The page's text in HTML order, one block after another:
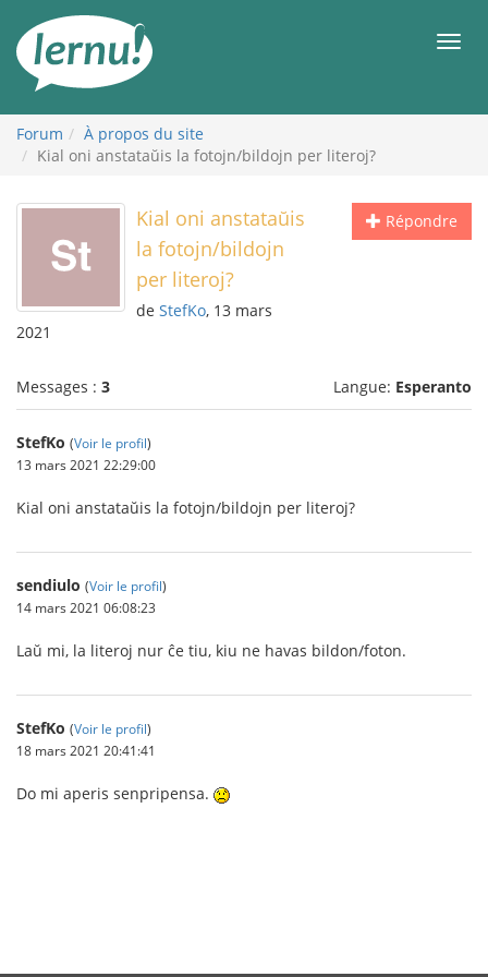
contenu
Forum
À propos du site
Kial oni anstataŭis la fotojn/bildojn per literoj?
Répondre
Kial oni anstataŭis
la fotojn/bildojn
per literoj?
de StefKo, 13 mars
2021
Messages : 3 Langue: Esperanto
StefKo (Voir le profil)
13 mars 2021 22:29:00
Kial oni anstataŭis la fotojn/bildojn per literoj?
sendiulo (Voir le profil)
14 mars 2021 06:08:23
Laŭ mi, la literoj nur ĉe tiu, kiu ne havas bildon/foton.
StefKo (Voir le profil)
18 mars 2021 20:41:41
Do mi aperis senpripensa.